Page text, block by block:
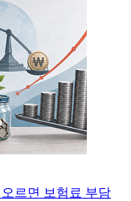
르면 보험료 부담